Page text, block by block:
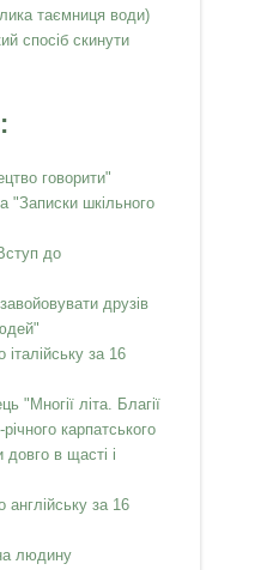
таємниця води)
спосiб скинути
говорити"
"Записки шкільного
до
друзів
італійську за 16
"Многії літа. Благії
карпатського
в щасті і
англійську за 16
людину